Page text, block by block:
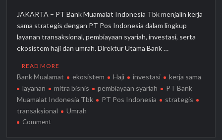
JAKARTA – PT Bank Muamalat Indonesia Tbk menjalin kerja
sama strategis dengan PT Pos Indonesia dalam lingkup
layanan transaksional, pembiayaan syariah, investasi, serta
ekosistem haji dan umrah. Direktur Utama Bank …
READ MORE
Bank Mualamat ekosistem Haji investasi
kerja sama
layanan
mitra bisnis pembiayaan syariah
PT Bank
Muamalat Indonesia Tbk
PT Pos Indonesia
strategis
transaksional
Umrah
Commenton